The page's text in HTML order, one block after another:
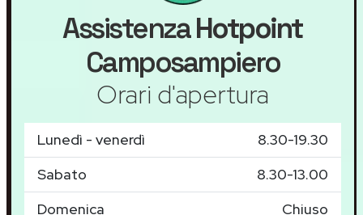
AssistenzaHotpoint
Camposampiero
Orari d'apertura
Lunedì - venerdì
8.30-19.30
Sabato
8.30-13.00
Domenica
Chiuso